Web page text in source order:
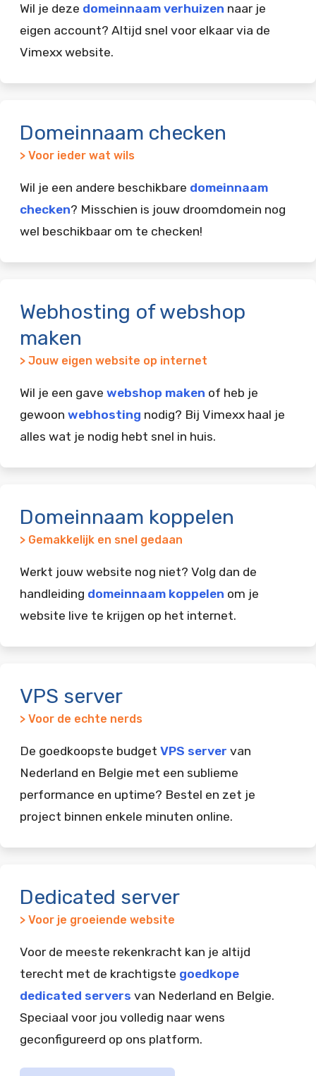
Wil je deze domeinnaam verhuizen naar je
eigen account? Altijd snel voor elkaar via de
Vimexx website.
Domeinnaam checken
> Voor ieder wat wils
Wil je een andere beschikbare domeinnaam
checken? Misschien is jouw droomdomein nog
wel beschikbaar om te checken!
Webhosting of webshop
maken
> Jouw eigen website op internet
Wil je een gave webshop maken of heb je
gewoon webhosting nodig? Bij Vimexx haal je
alles wat je nodig hebt snel in huis.
Domeinnaam koppelen
> Gemakkelijk en snel gedaan
Werkt jouw website nog niet? Volg dan de
handleiding domeinnaam koppelen om je
website live te krijgen op het internet.
VPS server
> Voor de echte nerds
De goedkoopste budget VPS server van
Nederland en Belgie met een sublieme
performance en uptime? Bestel en zet je
project binnen enkele minuten online.
Dedicated server
> Voor je groeiende website
Voor de meeste rekenkracht kan je altijd
terecht met de krachtigste goedkope
dedicated servers van Nederland en Belgie.
Speciaal voor jou volledig naar wens
geconfigureerd op ons platform.